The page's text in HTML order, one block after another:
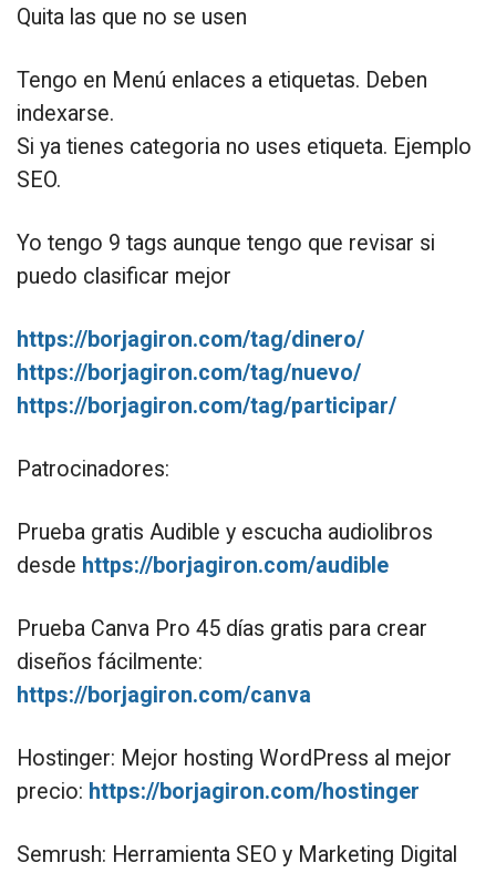
Quita las que no se usen
Tengo en Menú enlaces a etiquetas. Deben
indexarse.
Si ya tienes categoria no uses etiqueta. Ejemplo
SEO.
Yo tengo 9 tags aunque tengo que revisar si
puedo clasificar mejor
https://borjagiron.com/tag/dinero/
https://borjagiron.com/tag/nuevo/
https://borjagiron.com/tag/participar/
Patrocinadores:
Prueba gratis Audible y escucha audiolibros
desde https://borjagiron.com/audible
Prueba Canva Pro 45 días gratis para crear
diseños fácilmente:
https://borjagiron.com/canva
Hostinger: Mejor hosting WordPress al mejor
precio: https://borjagiron.com/hostinger
Semrush: Herramienta SEO y Marketing Digital